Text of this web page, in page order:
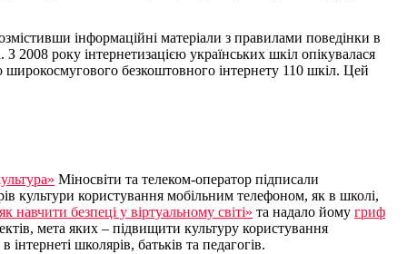
інформаційні матеріали з правилами поведінки в
2008 року інтернетизацією українських шкіл опікувалася
безкоштовного інтернету 110 шкіл. Цей
Міносвіти та телеком-оператор підписали
культури користування мобільним телефоном, як в школі,
навчити безпеці у віртуальному світі» та надало йому гриф
мета яких – підвищити культуру користування
школярів, батьків та педагогів.